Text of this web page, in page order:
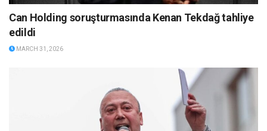
Can Holding soruşturmasında Kenan Tekdağ tahliye
edildi
MARCH 31, 2026